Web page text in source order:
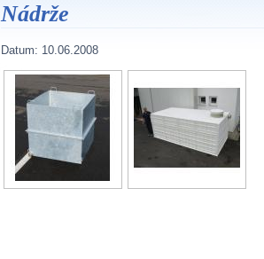
Nádrže
Datum: 10.06.2008